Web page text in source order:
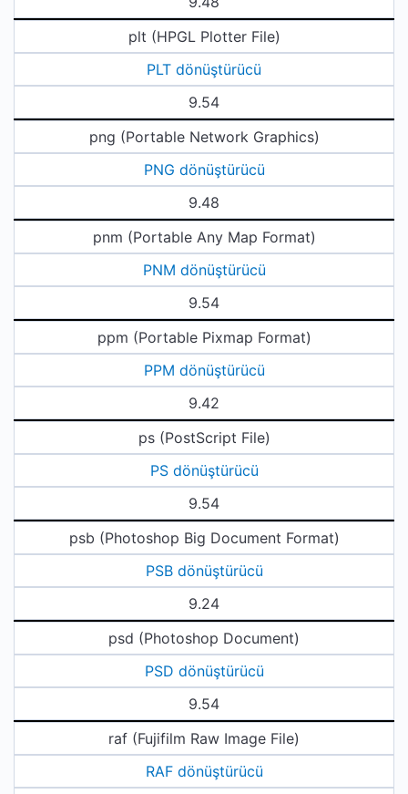
plt (HPGL Plotter File)
PLT dönüştürücü
9.54
png (Portable Network Graphics)
PNG dönüştürücü
9.48
pnm (Portable Any Map Format)
PNM dönüştürücü
9.54
ppm (Portable Pixmap Format)
PPM dönüştürücü
9.42
ps (PostScript File)
PS dönüştürücü
9.54
psb (Photoshop Big Document Format)
PSB dönüştürücü
9.24
psd (Photoshop Document)
PSD dönüştürücü
9.54
raf (Fujifilm Raw Image File)
RAF dönüştürücü